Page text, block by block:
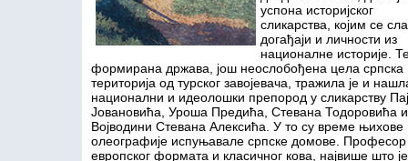
успона историјског
сликарства, којим се
догађаји и личности из
националне историје.
формирана држава, још неослобођена цела српска
територија од турског завојевача, тражила је и
национални и идеолошки препород у сликарству
Јовановића, Уроша Предића, Стевана Тодоровића
Војводини Стевана Алексића. У то су време њихове
олеографије испуњавале српске домове.
европског формата и класичног кова, највише што